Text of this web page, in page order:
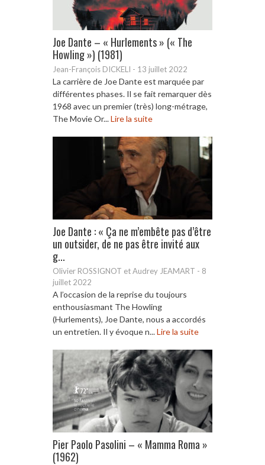
Joe Dante – « Hurlements » (« The
Howling ») (1981)
Jean-François DICKELI - 13 juillet 2022
La carrière de Joe Dante est marquée par
différentes phases. Il se fait remarquer dès
1968 avec un premier (très) long-métrage,
The Movie Or...Lire la suite
Joe Dante : « Ça ne m’embête pas d’être
un outsider, de ne pas être invité aux
g...
Olivier ROSSIGNOT et Audrey JEAMART - 8
juillet 2022
A l’occasion de la reprise du toujours
enthousiasmant The Howling
(Hurlements), Joe Dante, nous a accordés
un entretien. Il y évoque n...Lire la suite
Pier Paolo Pasolini – « Mamma Roma »
(1962)